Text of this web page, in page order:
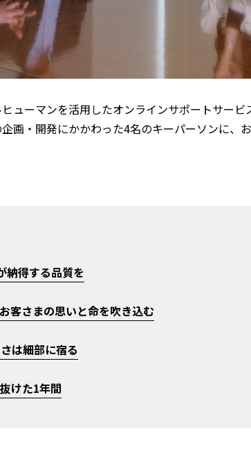
ューマンを活用したオンラインサポートサー
画・開発にかかわった4名のキーパーソンに、
納得する品質を
客さまの思いと命を吹き込む
は細部に宿る
けた1年間